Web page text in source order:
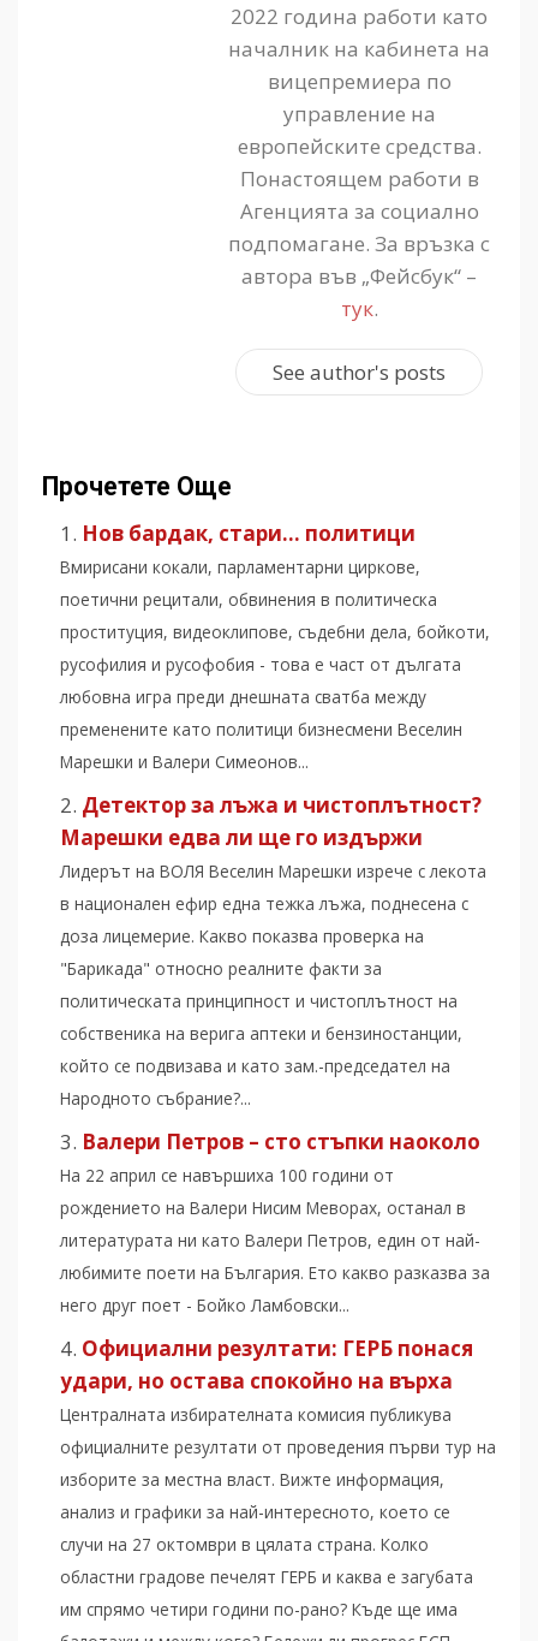
2022 година работи като
началник на кабинета на
вицепремиера по
управление на
европейските средства.
Понастоящем работи в
Агенцията за социално
подпомагане. За връзка с
автора във „Фейсбук“ –
тук.
See author's posts
Прочетете Още
Нов бардак, стари… политици
Вмирисани кокали, парламентарни циркове,
поетични рецитали, обвинения в политическа
проституция, видеоклипове, съдебни дела, бойкоти,
русофилия и русофобия - това е част от дългата
любовна игра преди днешната сватба между
пременените като политици бизнесмени Веселин
Марешки и Валери Симеонов...
Детектор за лъжа и чистоплътност?
Марешки едва ли ще го издържи
Лидерът на ВОЛЯ Веселин Марешки изрече с лекота
в национален ефир една тежка лъжа, поднесена с
доза лицемерие. Какво показва проверка на
"Барикада" относно реалните факти за
политическата принципност и чистоплътност на
собственика на верига аптеки и бензиностанции,
който се подвизава и като зам.-председател на
Народното събрание?...
Валери Петров – сто стъпки наоколо
На 22 април се навършиха 100 години от
рождението на Валери Нисим Меворах, останал в
литературата ни като Валери Петров, един от най-
любимите поети на България. Ето какво разказва за
него друг поет - Бойко Ламбовски...
Официални резултати: ГЕРБ понася
удари, но остава спокойно на върха
Централната избирателната комисия публикува
официалните резултати от проведения първи тур на
изборите за местна власт. Вижте информация,
анализ и графики за най-интересното, което се
случи на 27 октомври в цялата страна. Колко
областни градове печелят ГЕРБ и каква е загубата
им спрямо четири години по-рано? Къде ще има